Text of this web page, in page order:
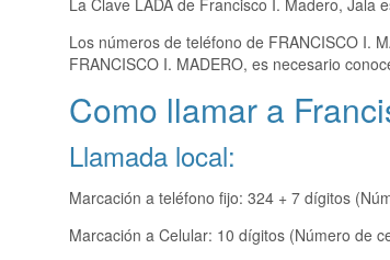
La Clave LADA de Francisco I. Madero, Jala
Los números de teléfono de FRANCISCO I.
FRANCISCO I. MADERO, es necesario
Como llamar a
Llamada local:
Marcación a teléfono fijo: 324 + 7 dígitos
Marcación a Celular: 10 dígitos (Número de